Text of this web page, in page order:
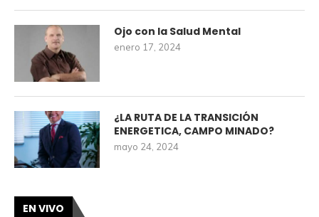
Ojo con la Salud Mental
enero 17, 2024
¿LA RUTA DE LA TRANSICIÓN
ENERGETICA, CAMPO MINADO?
mayo 24, 2024
EN VIVO